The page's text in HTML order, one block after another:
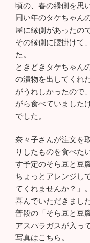
頃の、春の縁側を思
同い年のタケちゃん
屋に縁側があったの
その縁側に腰掛けて
た。
ときどきタケちゃん
の漬物を出してくれ
がうれしかったので
がら食べていました
でした。
奈々子さんが注文を
りしたものを食べた
す予定のそら豆と豆
ちょっとアレンジし
てくれませんか？」。
喜んでいただきました
普段の「そら豆と豆
アスパラガスが入っ
写真はこちら。